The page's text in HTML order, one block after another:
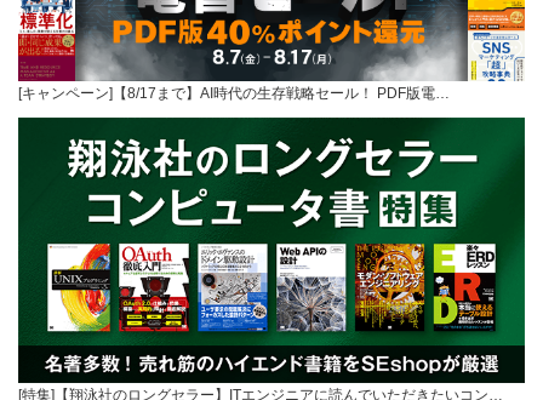
[キャンペーン]【8/17まで】AI時代の生存戦略セール！ PDF版電…
[特集]【翔泳社のロングセラー】ITエンジニアに読んでいただきたいコン…